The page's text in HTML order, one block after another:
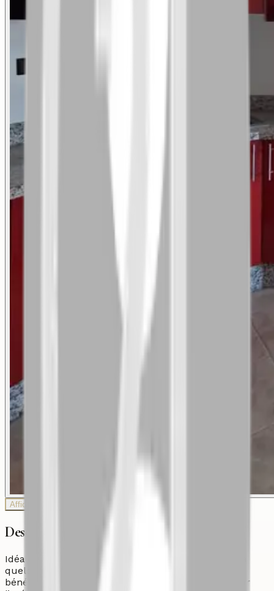
Afficher plus de photos
Description
Idéalement située sur les hauteurs de Tamraght, à
quelques minutes de Taghazout, cette résidence
bénéficie d’un emplacement privilégié avec vue sur